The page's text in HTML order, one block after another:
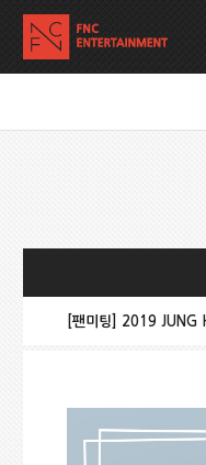
[팬미팅] 2019 JUNG